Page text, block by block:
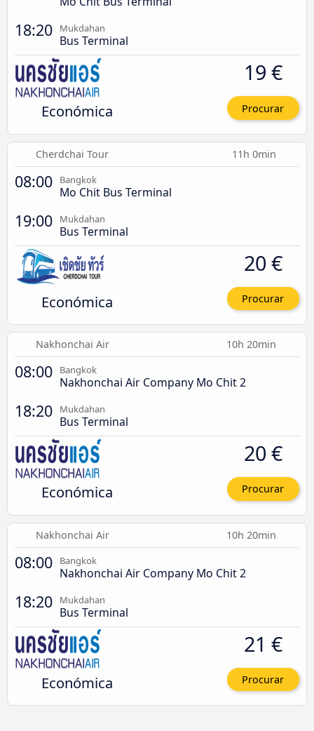
18:20 Mukdahan
Bus Terminal
Económica
19 €
Procurar
Cherdchai Tour 11h 0min
08:00 Bangkok
Mo Chit Bus Terminal
19:00 Mukdahan
Bus Terminal
Económica
20 €
Procurar
Nakhonchai Air 10h 20min
08:00 Bangkok
Nakhonchai Air Company Mo Chit 2
18:20 Mukdahan
Bus Terminal
Económica
20 €
Procurar
Nakhonchai Air 10h 20min
08:00 Bangkok
Nakhonchai Air Company Mo Chit 2
18:20 Mukdahan
Bus Terminal
Económica
21 €
Procurar